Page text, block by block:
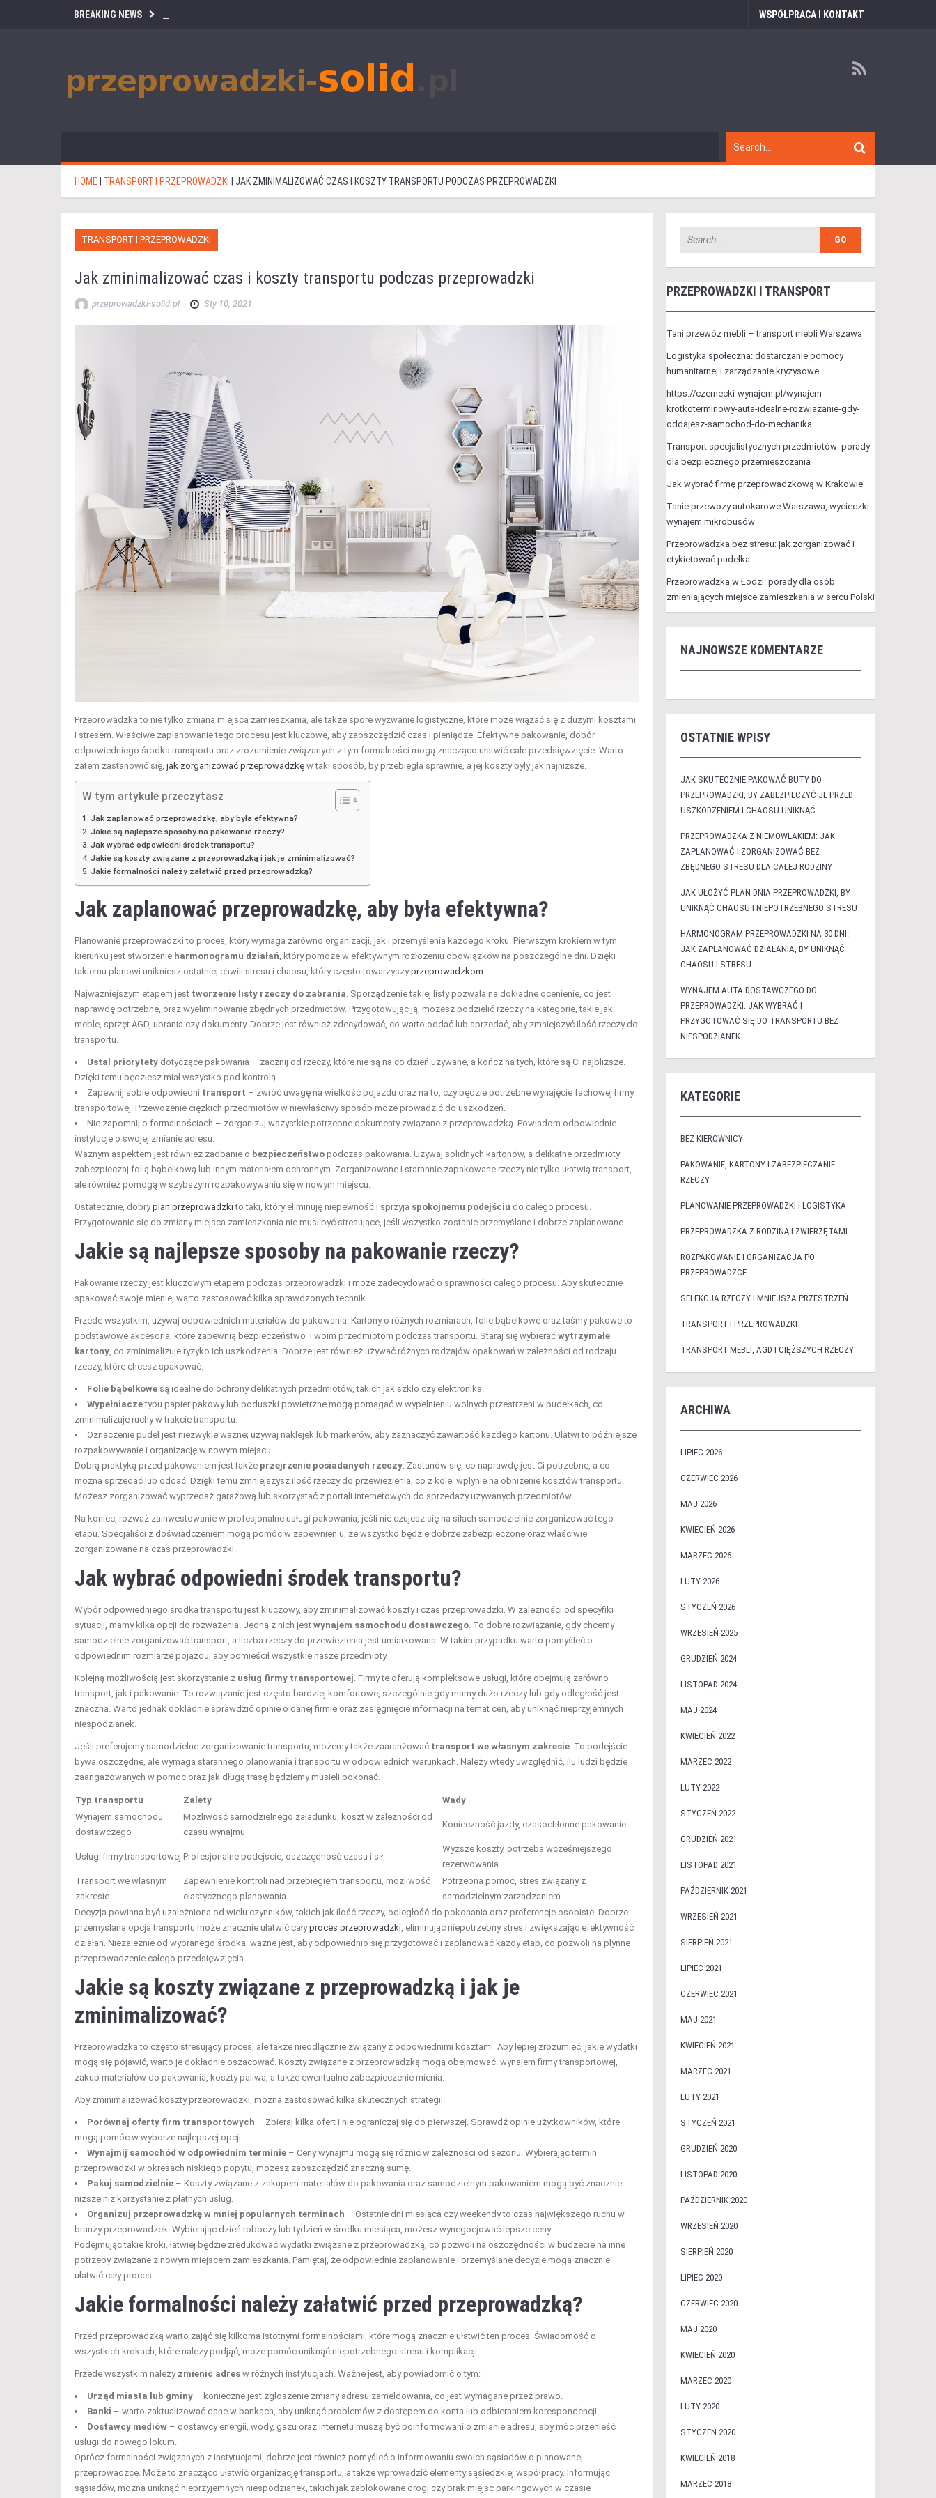
BREAKING NEWS WSPÓŁPRACA I KONTAKT
HOME TRANSPORT I PRZEPROWADZKI JAK ZMINIMALIZOWAĆ CZAS I KOSZTY TRANSPORTU PODCZAS PRZEPROWADZKI
TRANSPORT I PRZEPROWADZKI
Jak zminimalizować czas i koszty transportu podczas przeprowadzki
przeprowadzki-solid.pl | Sty 10, 2021
Przeprowadzka to nie tylko zmiana miejsca zamieszkania, ale także spore wyzwanie logistyczne, które może wiązać się z dużymi kosztami
i stresem. Właściwe zaplanowanie tego procesu jest kluczowe, aby zaoszczędzić czas i pieniądze. Efektywne pakowanie, dobór
odpowiedniego środka transportu oraz zrozumienie związanych z tym formalności mogą znacząco ułatwić całe przedsięwzięcie. Warto
zatem zastanowić się, jak zorganizować przeprowadzkę w taki sposób, by przebiegła sprawnie, a jej koszty były jak najniższe.
W tym artykule przeczytasz
Jak zaplanować przeprowadzkę, aby była efektywna?
Jakie są najlepsze sposoby na pakowanie rzeczy?
Jak wybrać odpowiedni środek transportu?
Jakie są koszty związane z przeprowadzką i jak je zminimalizować?
Jakie formalności należy załatwić przed przeprowadzką?
Jak zaplanować przeprowadzkę, aby była efektywna?
Planowanie przeprowadzki to proces, który wymaga zarówno organizacji, jak i przemyślenia każdego kroku. Pierwszym krokiem w tym
kierunku jest stworzenie harmonogramu działań , który pomoże w efektywnym rozłożeniu obowiązków na poszczególne dni. Dzięki
takiemu planowi unikniesz ostatniej chwili stresu i chaosu, który często towarzyszyprzeprowadzkom
Najważniejszym etapem jest tworzenie listy rzeczy do zabrania . Sporządzenie takiej listy pozwala na dokładne ocenienie, co jest
naprawdę potrzebne, oraz wyeliminowanie zbędnych przedmiotów. Przygotowując ją, możesz podzielić rzeczy na kategorie, takie jak:
meble, sprzęt AGD, ubrania czy dokumenty. Dobrze jest również zdecydować, co warto oddać lub sprzedać, aby zmniejszyć ilość rzeczy do
transportu.
Ustal priorytety dotyczące pakowania – zacznij od rzeczy, które nie są na co dzień używane, a kończ na tych, które są Ci najbliższe.
Dzięki temu będziesz miał wszystko pod kontrolą.
Zapewnij sobie odpowiedni transport – zwróć uwagę na wielkość pojazdu oraz na to, czy będzie potrzebne wynajęcie fachowej firmy
transportowej. Przewożenie ciężkich przedmiotów w niewłaściwy sposób może prowadzić do uszkodzeń.
Nie zapomnij o formalnościach – zorganizuj wszystkie potrzebne dokumenty związane z przeprowadzką. Powiadom odpowiednie
instytucje o swojej zmianie adresu.
Ważnym aspektem jest również zadbanie o bezpieczeństwo podczas pakowania. Używaj solidnych kartonów, a delikatne przedmioty
zabezpieczaj folią bąbelkową lub innym materiałem ochronnym. Zorganizowane i starannie zapakowane rzeczy nie tylko ułatwią transport,
ale również pomogą w szybszym rozpakowywaniu się w nowym miejscu.
Ostatecznie, dobryplan przeprowadzkito taki, który eliminuję niepewność i sprzyja spokojnemu podejściu do całego procesu.
Przygotowanie się do zmiany miejsca zamieszkania nie musi być stresujące, jeśli wszystko zostanie przemyślane i dobrze zaplanowane.
Jakie są najlepsze sposoby na pakowanie rzeczy?
Pakowanie rzeczy jest kluczowym etapem podczas przeprowadzki i może zadecydować o sprawności całego procesu. Aby skutecznie
spakować swoje mienie, warto zastosować kilka sprawdzonych technik.
Przede wszystkim, używaj odpowiednich materiałów do pakowania. Kartony o różnych rozmiarach, folie bąbelkowe oraz taśmy pakowe to
podstawowe akcesoria, które zapewnią bezpieczeństwo Twoim przedmiotom podczas transportu. Staraj się wybierać wytrzymałe
kartony , co zminimalizuje ryzyko ich uszkodzenia. Dobrze jest również używać różnych rodzajów opakowań w zależności od rodzaju
rzeczy, które chcesz spakować.
Folie bąbelkowe są idealne do ochrony delikatnych przedmiotów, takich jak szkło czy elektronika.
Wypełniaczetypu papier pakowy lub poduszki powietrzne mogą pomagać w wypełnieniu wolnych przestrzeni w pudełkach, co
zminimalizuje ruchy w trakcie transportu.
Oznaczenie pudeł jest niezwykle ważne; używaj naklejek lub markerów, aby zaznaczyć zawartość każdego kartonu. Ułatwi to późniejsze
rozpakowywanie i organizację w nowym miejscu.
Dobrą praktyką przed pakowaniem jest także przejrzenie posiadanych rzeczy . Zastanów się, co naprawdę jest Ci potrzebne, a co
można sprzedać lub oddać. Dzięki temu zmniejszysz ilość rzeczy do przewiezienia, co z kolei wpłynie na obniżenie kosztów transportu.
Możesz zorganizować wyprzedaż garażową lub skorzystać z portali internetowych do sprzedaży używanych przedmiotów.
Na koniec, rozważ zainwestowanie w profesjonalne usługi pakowania, jeśli nie czujesz się na siłach samodzielnie zorganizować tego
etapu. Specjaliści z doświadczeniem mogą pomóc w zapewnieniu, że wszystko będzie dobrze zabezpieczone oraz właściwie
zorganizowane na czas przeprowadzki.
Jak wybrać odpowiedni środek transportu?
Wybór odpowiedniego środka transportu jest kluczowy, aby zminimalizować koszty i czas przeprowadzki. W zależności od specyfiki
sytuacji, mamy kilka opcji do rozważenia. Jedną z nich jest wynajem samochodu dostawczego . To dobre rozwiązanie, gdy chcemy
samodzielnie zorganizować transport, a liczba rzeczy do przewiezienia jest umiarkowana. W takim przypadku warto pomyśleć o
odpowiednim rozmiarze pojazdu, aby pomieścił wszystkie nasze przedmioty.
Kolejną możliwością jest skorzystanie z usług firmy transportowej . Firmy te oferują kompleksowe usługi, które obejmują zarówno
transport, jak i pakowanie. To rozwiązanie jest często bardziej komfortowe, szczególnie gdy mamy dużo rzeczy lub gdy odległość jest
znaczna. Warto jednak dokładnie sprawdzić opinie o danej firmie oraz zasięgnięcie informacji na temat cen, aby uniknąć nieprzyjemnych
niespodzianek.
Jeśli preferujemy samodzielne zorganizowanie transportu, możemy także zaaranżować transport we własnym zakresie . To podejście
bywa oszczędne, ale wymaga starannego planowania i transportu w odpowiednich warunkach. Należy wtedy uwzględnić, ilu ludzi będzie
zaangażowanych w pomoc oraz jak długą trasę będziemy musieli pokonać.
Typ transportu Zalety
Wady
Wynajem samochodu
dostawczego
Możliwość samodzielnego załadunku, koszt w zależności od
czasu wynajmu
Konieczność jazdy, czasochłonne pakowanie.
Usługi firmy transportowej Profesjonalne podejście, oszczędność czasu i sił
Wyższe koszty, potrzeba wcześniejszego
rezerwowania.
Transport we własnym
zakresie
Zapewnienie kontroli nad przebiegiem transportu, możliwość
elastycznego planowania
Potrzebna pomoc, stres związany z
samodzielnym zarządzaniem.
Decyzja powinna być uzależniona od wielu czynników, takich jak ilość rzeczy, odległość do pokonania oraz preferencje osobiste. Dobrze
przemyślana opcja transportu może znacznie ułatwić całyproces przeprowadzki , eliminując niepotrzebny stres i zwiększając efektywność
działań. Niezależnie od wybranego środka, ważne jest, aby odpowiednio się przygotować i zaplanować każdy etap, co pozwoli na płynne
przeprowadzenie całego przedsięwzięcia.
Jakie są koszty związane z przeprowadzką i jak je
zminimalizować?
Przeprowadzka to często stresujący proces, ale także nieodłącznie związany z odpowiednimi kosztami. Aby lepiej zrozumieć, jakie wydatki
mogą się pojawić, warto je dokładnie oszacować. Koszty związane z przeprowadzką mogą obejmować: wynajem firmy transportowej,
zakup materiałów do pakowania, koszty paliwa, a także ewentualne zabezpieczenie mienia.
Aby zminimalizować koszty przeprowadzki, można zastosować kilka skutecznych strategii:
Porównaj oferty firm transportowych – Zbieraj kilka ofert i nie ograniczaj się do pierwszej. Sprawdź opinie użytkowników, które
mogą pomóc w wyborze najlepszej opcji.
Wynajmij samochód w odpowiednim terminie – Ceny wynajmu mogą się różnić w zależności od sezonu. Wybierając termin
przeprowadzki w okresach niskiego popytu, możesz zaoszczędzić znaczną sumę.
Pakuj samodzielnie – Koszty związane z zakupem materiałów do pakowania oraz samodzielnym pakowaniem mogą być znacznie
niższe niż korzystanie z płatnych usług.
Organizuj przeprowadzkę w mniej popularnych terminach – Ostatnie dni miesiąca czy weekendy to czas największego ruchu w
branży przeprowadzek. Wybierając dzień roboczy lub tydzień w środku miesiąca, możesz wynegocjować lepsze ceny.
Podejmując takie kroki, łatwiej będzie zredukować wydatki związane z przeprowadzką, co pozwoli na oszczędności w budżecie na inne
potrzeby związane z nowym miejscem zamieszkania. Pamiętaj, że odpowiednie zaplanowanie i przemyślane decyzje mogą znacznie
ułatwić cały proces.
Jakie formalności należy załatwić przed przeprowadzką?
Przed przeprowadzką warto zająć się kilkoma istotnymi formalnościami, które mogą znacznie ułatwić ten proces. Świadomość o
wszystkich krokach, które należy podjąć, może pomóc uniknąć niepotrzebnego stresu i komplikacji.
Przede wszystkim należy zmienić adres w różnych instytucjach. Ważne jest, aby powiadomić o tym:
Urząd miasta lub gminy – konieczne jest zgłoszenie zmiany adresu zameldowania, co jest wymagane przez prawo.
Banki – warto zaktualizować dane w bankach, aby uniknąć problemów z dostępem do konta lub odbieraniem korespondencji.
Dostawcy mediów – dostawcy energii, wody, gazu oraz internetu muszą być poinformowani o zmianie adresu, aby móc przenieść
usługi do nowego lokum.
Oprócz formalności związanych z instytucjami, dobrze jest również pomyśleć o informowaniu swoich sąsiadów o planowanej
przeprowadzce. Może to znacząco ułatwić organizację transportu, a także wprowadzić elementy sąsiedzkiej współpracy. Informując
sąsiadów, można uniknąć nieprzyjemnych niespodzianek, takich jak zablokowane drogi czy brak miejsc parkingowych w czasie
PRZEPROWADZKI I TRANSPORT
Tani przewóz mebli – transport mebli Warszawa
Logistyka społeczna: dostarczanie pomocy
humanitarnej i zarządzanie kryzysowe
https://czernecki-wynajem.pl/wynajem-
krotkoterminowy-auta-idealne-rozwiazanie-gdy-
oddajesz-samochod-do-mechanika
Transport specjalistycznych przedmiotów: porady
dla bezpiecznego przemieszczania
Jak wybrać firmę przeprowadzkową w Krakowie
Tanie przewozy autokarowe Warszawa, wycieczki
wynajem mikrobusów
Przeprowadzka bez stresu: jak zorganizować i
etykietować pudełka
Przeprowadzka w Łodzi: porady dla osób
zmieniających miejsce zamieszkania w sercu Polski
NAJNOWSZE KOMENTARZE
OSTATNIE WPISY
JAK SKUTECZNIE PAKOWAĆ BUTY DO
PRZEPROWADZKI, BY ZABEZPIECZYĆ JE PRZED
USZKODZENIEM I CHAOSU UNIKNĄĆ
PRZEPROWADZKA Z NIEMOWLAKIEM: JAK
ZAPLANOWAĆ I ZORGANIZOWAĆ BEZ
ZBĘDNEGO STRESU DLA CAŁEJ RODZINY
JAK UŁOŻYĆ PLAN DNIA PRZEPROWADZKI, BY
UNIKNĄĆ CHAOSU I NIEPOTRZEBNEGO STRESU
HARMONOGRAM PRZEPROWADZKI NA 30 DNI:
JAK ZAPLANOWAĆ DZIAŁANIA, BY UNIKNĄĆ
CHAOSU I STRESU
WYNAJEM AUTA DOSTAWCZEGO DO
PRZEPROWADZKI: JAK WYBRAĆ I
PRZYGOTOWAĆ SIĘ DO TRANSPORTU BEZ
NIESPODZIANEK
KATEGORIE
BEZ KIEROWNICY
PAKOWANIE, KARTONY I ZABEZPIECZANIE
RZECZY
PLANOWANIE PRZEPROWADZKI I LOGISTYKA
PRZEPROWADZKA Z RODZINĄ I ZWIERZĘTAMI
ROZPAKOWANIE I ORGANIZACJA PO
PRZEPROWADZCE
SELEKCJA RZECZY I MNIEJSZA PRZESTRZEŃ
TRANSPORT I PRZEPROWADZKI
TRANSPORT MEBLI, AGD I CIĘŻSZYCH RZECZY
ARCHIWA
LIPIEC 2026
CZERWIEC 2026
MAJ 2026
KWIECIEŃ 2026
MARZEC 2026
LUTY 2026
STYCZEŃ 2026
WRZESIEŃ 2025
GRUDZIEŃ 2024
LISTOPAD 2024
MAJ 2024
KWIECIEŃ 2022
MARZEC 2022
LUTY 2022
STYCZEŃ 2022
GRUDZIEŃ 2021
LISTOPAD 2021
PAŹDZIERNIK 2021
WRZESIEŃ 2021
SIERPIEŃ 2021
LIPIEC 2021
CZERWIEC 2021
MAJ 2021
KWIECIEŃ 2021
MARZEC 2021
LUTY 2021
STYCZEŃ 2021
GRUDZIEŃ 2020
LISTOPAD 2020
PAŹDZIERNIK 2020
WRZESIEŃ 2020
SIERPIEŃ 2020
LIPIEC 2020
CZERWIEC 2020
MAJ 2020
KWIECIEŃ 2020
MARZEC 2020
LUTY 2020
STYCZEŃ 2020
KWIECIEŃ 2018
MARZEC 2018